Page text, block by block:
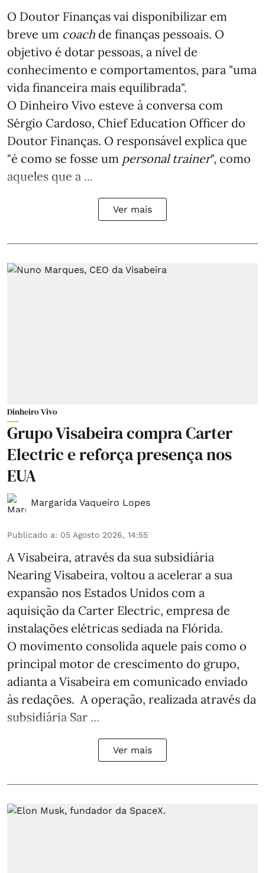
O Doutor Finanças vai disponibilizar em
breve um coach de finanças pessoais. O
objetivo é dotar pessoas, a nível de
conhecimento e comportamentos, para "uma
vida financeira mais equilibrada".
O Dinheiro Vivo esteve à conversa com
Sérgio Cardoso, Chief Education Officer do
Doutor Finanças. O responsável explica que
"é como se fosse um personal trainer", como
aqueles que a ...
Ver mais
Dinheiro Vivo
Grupo Visabeira compra Carter
Electric e reforça presença nos
EUA
Margarida Vaqueiro Lopes
Publicado a: 05 Agosto 2026, 14:55
A Visabeira, através da sua subsidiária
Nearing Visabeira, voltou a acelerar a sua
expansão nos Estados Unidos com a
aquisição da Carter Electric, empresa de
instalações elétricas sediada na Flórida.
O movimento consolida aquele país como o
principal motor de crescimento do grupo,
adianta a Visabeira em comunicado enviado
às redações. A operação, realizada através da
subsidiária Sar ...
Ver mais